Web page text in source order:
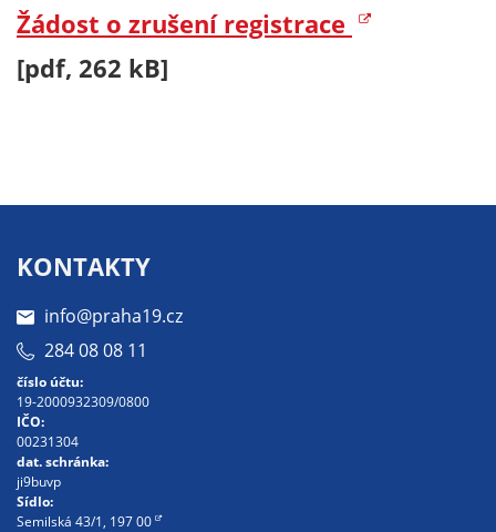
Žádost o zrušení registrace
[pdf, 262 kB]
KONTAKTY
info@praha19.cz
284 08 08 11
číslo účtu:
19-2000932309/0800
IČO:
00231304
dat. schránka:
ji9buvp
Sídlo:
Semilská 43/1, 197 00